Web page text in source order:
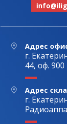
Адрес
г.
44, оф. 900
Адрес
г.